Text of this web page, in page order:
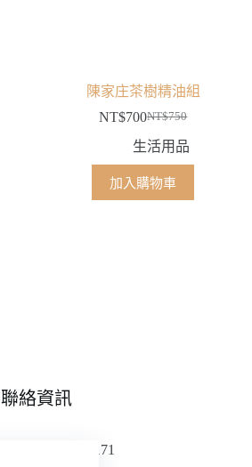
陳家庄茶樹精油組
NT$750
始
格：
NT$700
前
格：
生活用品
加入購物車
聯絡資訊
0971-005-171